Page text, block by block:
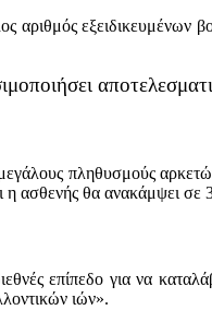
εξειδικευμένων
πληθυσμούς
η ασθενής θα ανακάμψει σε
επίπεδο για να
ιών».